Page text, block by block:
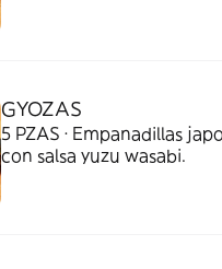
GYOZAS
5 PZAS · Empanadillas
con salsa yuzu wasabi.